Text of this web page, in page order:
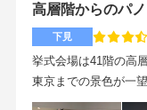
スタッフのご対応遠
きるので良いと思い
体は高層階なので、
高層階からのパ
下見
挙式会場は41階の高
東京までの景色が一
とでした。披露宴会